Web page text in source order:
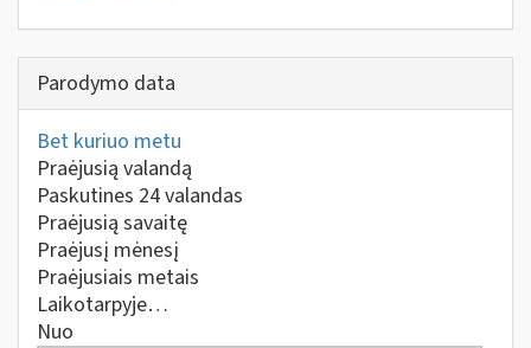
Parodymo data
Bet kuriuo metu
Praėjusią valandą
Paskutines 24 valandas
Praėjusią savaitę
Praėjusį mėnesį
Praėjusiais metais
Laikotarpyje…
Nuo